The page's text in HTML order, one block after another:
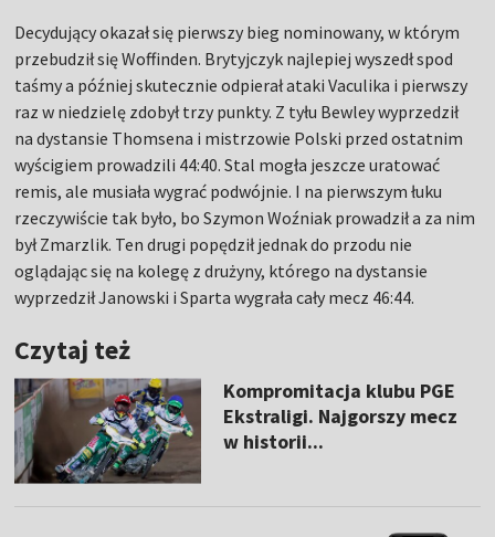
Decydujący okazał się pierwszy bieg nominowany, w którym
przebudził się Woffinden. Brytyjczyk najlepiej wyszedł spod
taśmy a później skutecznie odpierał ataki Vaculika i pierwszy
raz w niedzielę zdobył trzy punkty. Z tyłu Bewley wyprzedził
na dystansie Thomsena i mistrzowie Polski przed ostatnim
wyścigiem prowadzili 44:40. Stal mogła jeszcze uratować
remis, ale musiała wygrać podwójnie. I na pierwszym łuku
rzeczywiście tak było, bo Szymon Woźniak prowadził a za nim
był Zmarzlik. Ten drugi popędził jednak do przodu nie
oglądając się na kolegę z drużyny, którego na dystansie
wyprzedził Janowski i Sparta wygrała cały mecz 46:44.
Czytaj też
Kompromitacja klubu PGE
Ekstraligi. Najgorszy mecz
w historii...